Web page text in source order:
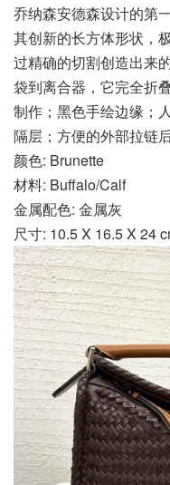
乔纳森安德森设计的第
其创新的长方体形状，
过精确的切割创造出来
袋到离合器，它完全折
制作；黑色手绘边缘；
隔层；方便的外部拉链
颜色: Brunette
材料: Buffalo/Calf
金属配色: 金属灰
尺寸: 10.5 X 16.5 X 24